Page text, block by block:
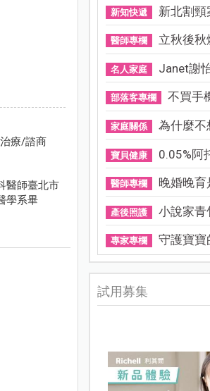
療/諮商
醫師臺北市
學系畢
新知快遞 新北割頸
醫師專欄 立秋後秋
名人家庭 Janet謝怡
部落客專欄 不買手
家庭關係 為什麼不
寶貝健康 0.05%阿
醫師專欄 晚婚晚育
產後照護 小說家青
專家專欄 守護寶寶
試用募集